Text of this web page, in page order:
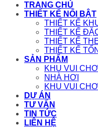
TRANG CHỦ
THIẾT KẾ NỔI BẬT
THIẾT KẾ
THIẾT KẾ
THIẾT KẾ
THIẾT KẾ
SẢN PHẨM
KHU VUI
NHÀ HƠI
KHU VUI
DỰ ÁN
TƯ VẤN
TIN TỨC
LIÊN HỆ